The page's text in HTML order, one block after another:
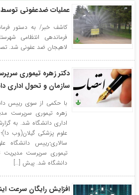
استاندار گیلان؛ گیلان می‌تواند قطب ملی اردوها
شود
با حضور مدیر امور عمرانی، زیربنایی و محیط
مناطق آزاد و ویژه اقتصادی؛ آخرین وضعیت
بهره‌برداری و در مدار قرار گرفت
با حضور معاون امور هنری وزارت فرهنگ و ارشاد
سیاستگذاری جشنواره تئاتر خیابانی شهروند لاهیجان
عملیات ضدعفونی توسط
کاشف خبر/ به دستور
فرماندهی انتظامی
لاهیجان ضد عفونی شد.
دکتر زهره تیموری
سازمان و تحول اداری
با حکمی از سوی رییس
زهره تیموری سرپرست
اداری دانشگاه شد. به
علوم پزشکی گیلان(وب
سالاری-رییس دانشگاه
تیموری سرپرست مدیریت
دانشگاه شد. پیش […]
افزایش رایگان سرعت